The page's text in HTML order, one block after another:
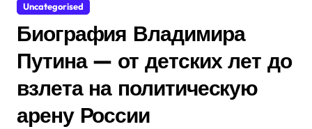
Uncategorised
Биография Владимира
Путина — от детских лет до
взлета на политическую
арену России